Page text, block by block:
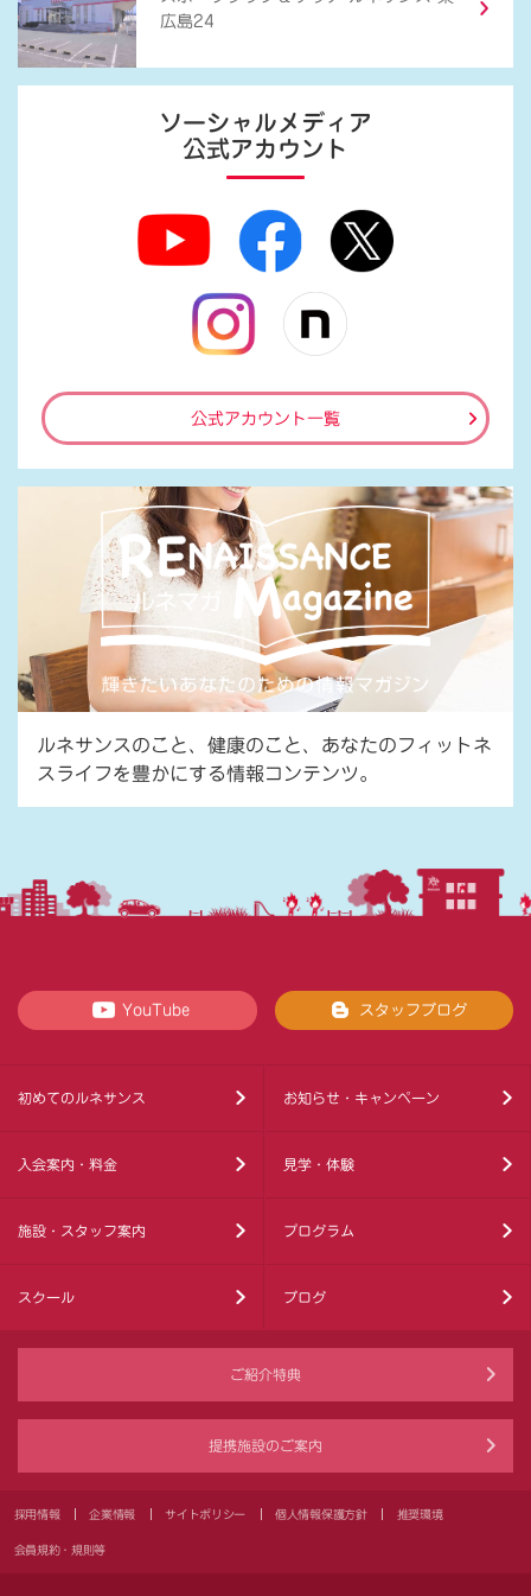
広島24
ソーシャルメディア
公式アカウント
公式アカウント一覧
ルネサンスのこと、健康のこと、あなたのフィットネ
スライフを豊かにする情報コンテンツ。
YouTube スタッフブログ
初めてのルネサンス お知らせ・キャンペーン
入会案内・料金 見学・体験
施設・スタッフ案内 プログラム
スクール ブログ
ご紹介特典
提携施設のご案内
採用情報 企業情報 サイトポリシー 個人情報保護方針 推奨環境
会員規約・規則等